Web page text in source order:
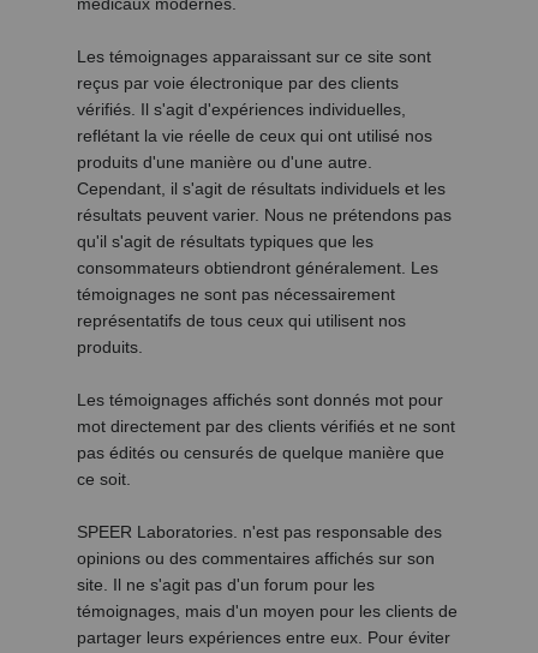
médicaux modernes.
Les témoignages apparaissant sur ce site sont
reçus par voie électronique par des clients
vérifiés. Il s'agit d'expériences individuelles,
reflétant la vie réelle de ceux qui ont utilisé nos
produits d'une manière ou d'une autre.
Cependant, il s'agit de résultats individuels et les
résultats peuvent varier. Nous ne prétendons pas
qu'il s'agit de résultats typiques que les
consommateurs obtiendront généralement. Les
témoignages ne sont pas nécessairement
représentatifs de tous ceux qui utilisent nos
produits.
Les témoignages affichés sont donnés mot pour
mot directement par des clients vérifiés et ne sont
pas édités ou censurés de quelque manière que
ce soit.
SPEER Laboratories. n'est pas responsable des
opinions ou des commentaires affichés sur son
site. Il ne s'agit pas d'un forum pour les
témoignages, mais d'un moyen pour les clients de
partager leurs expériences entre eux. Pour éviter